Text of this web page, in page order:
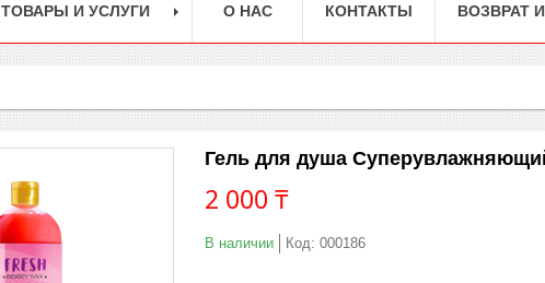
ТОВАРЫ И УСЛУГИ О НАС КОНТАКТЫ ВОЗВРАТ
Гель для душа
2 000 ₸
В наличии Код: 000186